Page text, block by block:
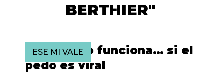
BERTHIER"
ESE MI VALE
El SAT solo funciona… si el
pedo es viral